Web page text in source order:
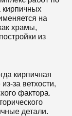
кирпичных
на
храмы,
из
кирпичная
за ветхости,
фактора.
детали.